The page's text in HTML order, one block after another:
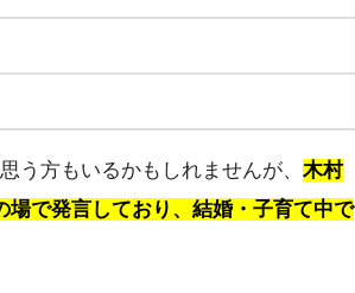
う方もいるかもしれませんが、 木村
場で発言しており、結婚・子育て中で